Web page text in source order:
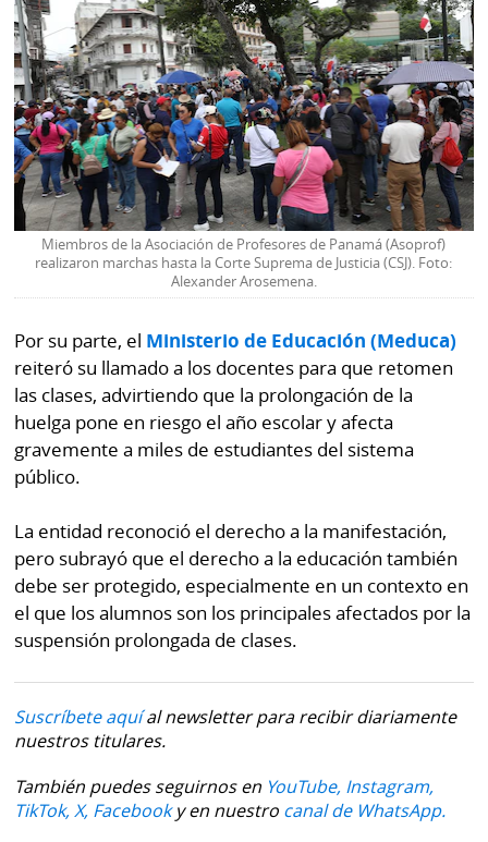
Miembros de la Asociación de Profesores de Panamá (Asoprof)
realizaron marchas hasta la Corte Suprema de Justicia (CSJ). Foto:
Alexander Arosemena.
Por su parte, el Ministerio de Educación (Meduca)
reiteró su llamado a los docentes para que retomen
las clases, advirtiendo que la prolongación de la
huelga pone en riesgo el año escolar y afecta
gravemente a miles de estudiantes del sistema
público.
La entidad reconoció el derecho a la manifestación,
pero subrayó que el derecho a la educación también
debe ser protegido, especialmente en un contexto en
el que los alumnos son los principales afectados por la
suspensión prolongada de clases.
Suscríbete aquíal newsletter para recibir diariamente
nuestros titulares.
También puedes seguirnos en YouTube, Instagram,
TikTok, X, Facebooky en nuestro canal de WhatsApp.